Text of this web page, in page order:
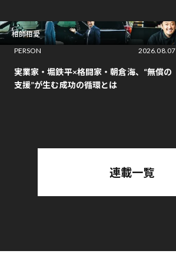
相師相愛
PERSON
2026.08.07
実業家・堀鉄平×格闘家・朝倉海、“無償の
支援”が生む成功の循環とは
連載一覧